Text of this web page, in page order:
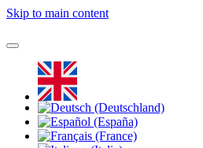
Skip to main content